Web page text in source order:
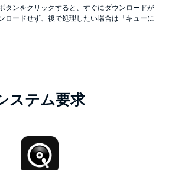
タンをクリックすると、すぐにダウンロードが
ロードせず、後で処理したい場合は「キューに
ステム要求